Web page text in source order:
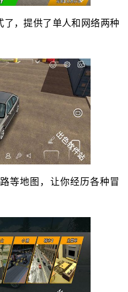
，提供了单人和网络两种
等地图，让你经历各种冒